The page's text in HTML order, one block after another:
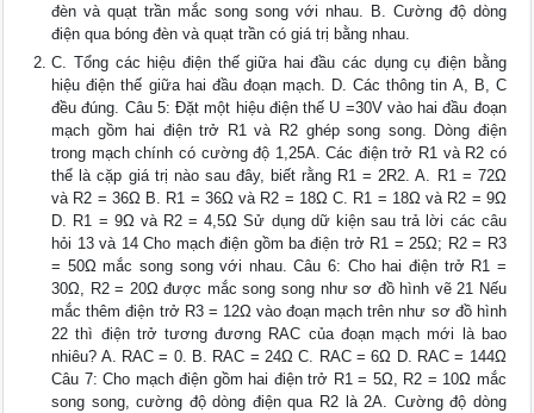
đèn và quạt trần mắc song song với nhau. B. Cường độ dòng
điện qua bóng đèn và quạt trần có giá trị bằng nhau.
C. Tổng các hiệu điện thế giữa hai đầu các dụng cụ điện bằng
hiệu điện thế giữa hai đầu đoạn mạch. D. Các thông tin A, B, C
đều đúng. Câu 5: Đặt một hiệu điện thế U =30V vào hai đầu đoạn
mạch gồm hai điện trở R1 và R2 ghép song song. Dòng điện
trong mạch chính có cường độ 1,25A. Các điện trở R1 và R2 có
thể là cặp giá trị nào sau đây, biết rằng R1 = 2R2. A. R1 = 72Ω
và R2 = 36Ω B. R1 = 36Ω và R2 = 18Ω C. R1 = 18Ω và R2 = 9Ω
D. R1 = 9Ω và R2 = 4,5Ω Sử dụng dữ kiện sau trả lời các câu
hỏi 13 và 14 Cho mạch điện gồm ba điện trở R1 = 25Ω; R2 = R3
= 50Ω mắc song song với nhau. Câu 6: Cho hai điện trở R1 =
30Ω, R2 = 20Ω được mắc song song như sơ đồ hình vẽ 21 Nếu
mắc thêm điện trở R3 = 12Ω vào đoạn mạch trên như sơ đồ hình
22 thì điện trở tương đương RAC của đoạn mạch mới là bao
nhiêu? A. RAC = 0. B. RAC = 24Ω C. RAC = 6Ω D. RAC = 144Ω
Câu 7: Cho mạch điện gồm hai điện trở R1 = 5Ω, R2 = 10Ω mắc
song song, cường độ dòng điện qua R2 là 2A. Cường độ dòng